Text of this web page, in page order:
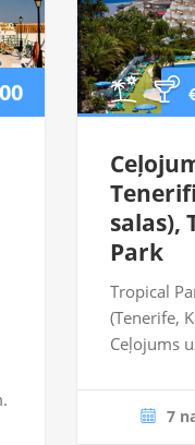
salas),
Park
Tropical
(Tenerife,
Ceļojums
7